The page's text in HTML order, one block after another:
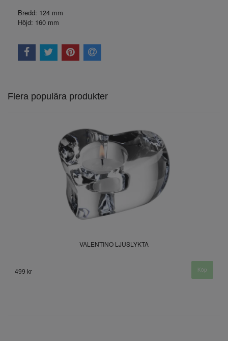
Bredd: 124 mm
Höjd: 160 mm
Flera populära produkter
VALENTINO LJUSLYKTA
499 kr